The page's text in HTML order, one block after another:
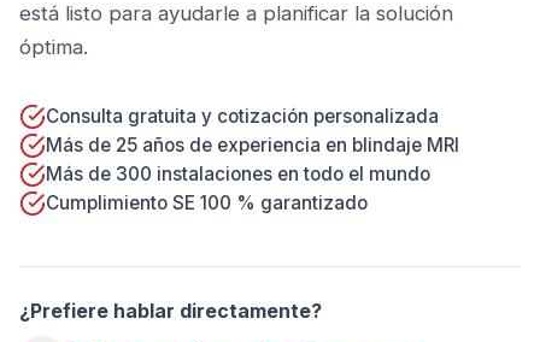
está listo para ayudarle a planificar la solución
óptima.
Consulta gratuita y cotización personalizada
Más de 25 años de experiencia en blindaje MRI
Más de 300 instalaciones en todo el mundo
Cumplimiento SE 100 % garantizado
¿Prefiere hablar directamente?